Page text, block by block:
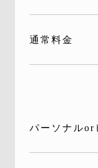
通常料金
パーソナルor